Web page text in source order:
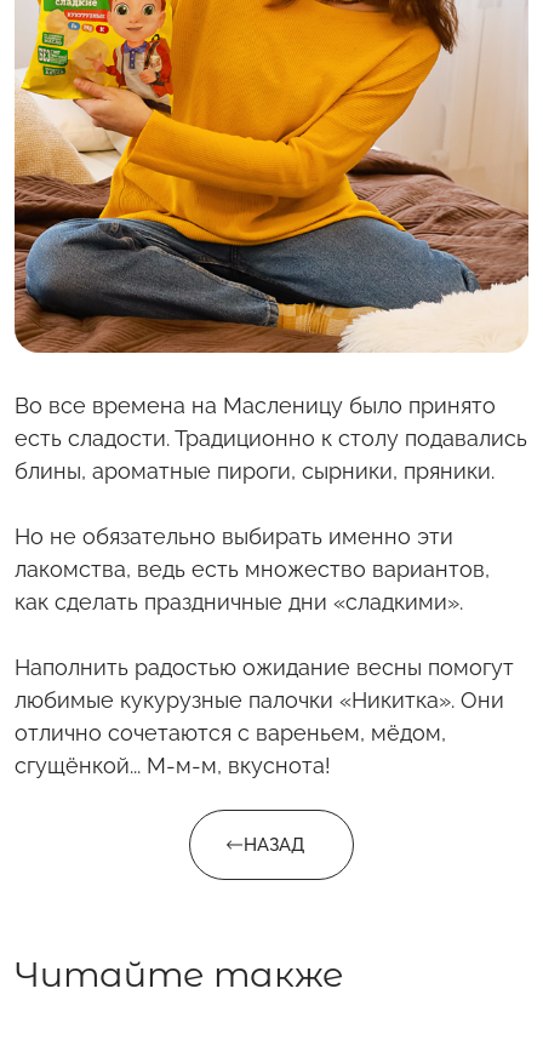
Во все времена на Масленицу было принято
есть сладости. Традиционно к столу подавались
блины, ароматные пироги, сырники, пряники.
Но не обязательно выбирать именно эти
лакомства, ведь есть множество вариантов,
как сделать праздничные дни «сладкими».
Наполнить радостью ожидание весны помогут
любимые кукурузные палочки «Никитка». Они
отлично сочетаются с вареньем, мёдом,
сгущёнкой... М-м-м, вкуснота!
НАЗАД
Читайте также
С полей Алтая
Твоя Пятница